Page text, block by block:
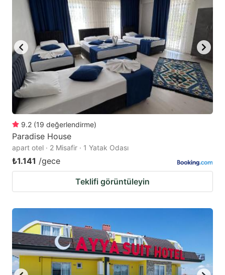
9.2 (19 değerlendirme)
Paradise House
apart otel · 2 Misafir · 1 Yatak Odası
₺1.141 /gece
Teklifi görüntüleyin